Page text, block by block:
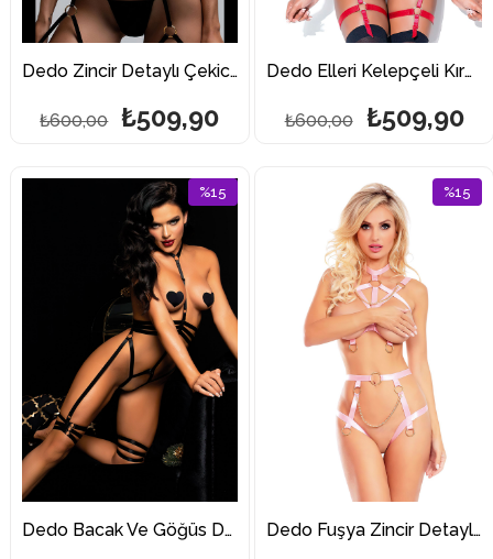
Dedo Zincir Detaylı Çekici Lastik Harness
₺509,90
₺600,00
Dedo Elleri Kelepçeli Kırmızı Fantazi Harness
₺509,90
₺600,00
Dedo Bacak Ve Göğüs Detaylı Fantazi Harness
%15
%15İndirim
Dedo Fuşya Zincir Detaylı Fantazi Harness Takım
%15